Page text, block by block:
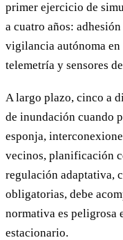
primer ejercicio de
a cuatro años:
vigilancia autónoma
telemetría y sensores
A largo plazo, cinco a
de inundación cuando
esponja,
vecinos, planificación
regulación adaptativa,
obligatorias, debe
normativa es peligrosa
estacionario.